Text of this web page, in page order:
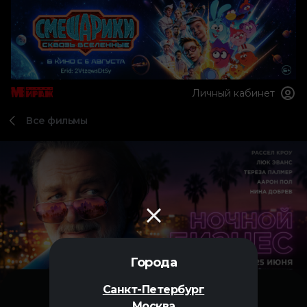
Города
Санкт-Петербург
Личный кабинет
Все фильмы